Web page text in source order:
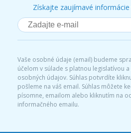
Získajte zaujímavé
Vaše osobné údaje (email) budeme
účelom v súlade s platnou legislatívou
osobných údajov. Súhlas potvrdíte
pošleme na váš email. Súhlas môžete
písomne, emailom alebo kliknutím na
informačného emailu.